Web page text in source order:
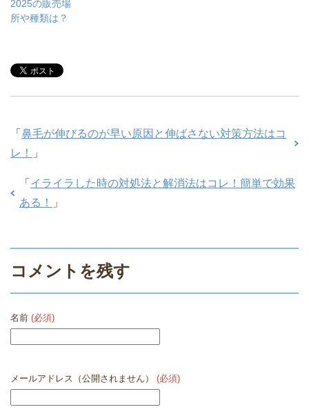
2025の販売場
所や種類は？
「 鼻毛が伸びるのが早い原因と伸ばさない対策方法はコ
レ！
」
「 イライラした時の対処法と解消法はコレ！簡単で効果
ある！
」
コメントを残す
名前 (必須)
メールアドレス（公開されません） (必須)